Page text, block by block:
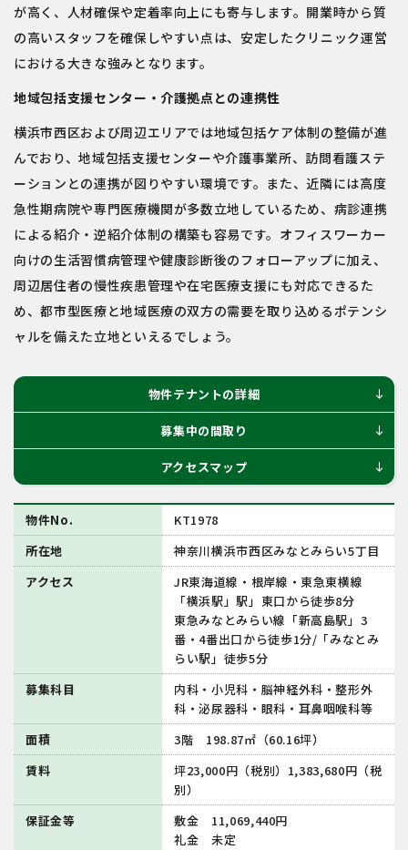
が高く、人材確保や定着率向上にも寄与します。開業時から質
の高いスタッフを確保しやすい点は、安定したクリニック運営
における大きな強みとなります。
地域包括支援センター・介護拠点との連携性
横浜市西区および周辺エリアでは地域包括ケア体制の整備が進
んでおり、地域包括支援センターや介護事業所、訪問看護ステ
ーションとの連携が図りやすい環境です。また、近隣には高度
急性期病院や専門医療機関が多数立地しているため、病診連携
による紹介・逆紹介体制の構築も容易です。オフィスワーカー
向けの生活習慣病管理や健康診断後のフォローアップに加え、
周辺居住者の慢性疾患管理や在宅医療支援にも対応できるた
め、都市型医療と地域医療の双方の需要を取り込めるポテンシ
ャルを備えた立地といえるでしょう。
物件テナントの詳細 south
募集中の間取り south
アクセスマップ south
物件No.
KT1978
所在地
神奈川横浜市西区みなとみらい5丁目
アクセス
JR東海道線・根岸線・東急東横線
「横浜駅」駅」東口から徒歩8分
東急みなとみらい線「新高島駅」3
番・4番出口から徒歩1分/「みなとみ
らい駅」徒歩5分
募集科目
内科・小児科・脳神経外科・整形外
科・泌尿器科・眼科・耳鼻咽喉科等
面積
3階 198.87㎡（60.16坪）
賃料
坪23,000円（税別）1,383,680円（税
別）
保証金等
敷金 11,069,440円
礼金 未定